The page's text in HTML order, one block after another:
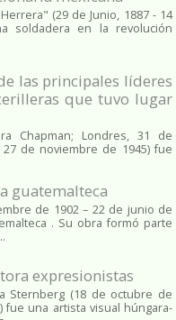
(29 de Junio, 1887 - 14
soldadera en la revolución
las principales líderes
que tuvo lugar
Chapman; Londres, 31 de
de noviembre de 1945)​ fue
guatemalteca
de 1902 – 22 de junio de
. Su obra formó parte
expresionistas
Sternberg (18 de octubre de
fue una artista visual húngara-